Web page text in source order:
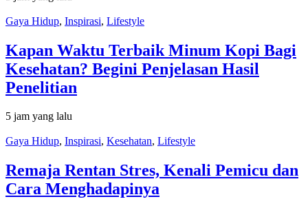
Gaya Hidup, Inspirasi, Lifestyle
Kapan Waktu Terbaik Minum Kopi Bagi
Kesehatan? Begini Penjelasan Hasil
Penelitian
5 jam yang lalu
Gaya Hidup, Inspirasi, Kesehatan, Lifestyle
Remaja Rentan Stres, Kenali Pemicu dan
Cara Menghadapinya